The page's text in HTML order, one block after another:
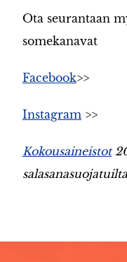
Ota seurantaan
somekanavat
Facebook>>
Instagram >>
Kokousaineistot
salasanasuojatuilta